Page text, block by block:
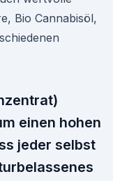
Bio Cannabisöl,
einen hohen
jeder selbst